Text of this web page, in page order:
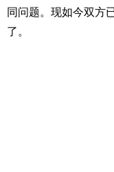
同问题。现如今双方
了。